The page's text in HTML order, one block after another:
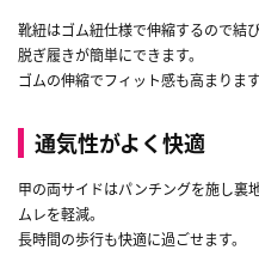
靴紐はゴム紐仕様で伸縮するので結
脱ぎ履きが簡単にできます。
ゴムの伸縮でフィット感も高まります
通気性がよく快適
甲の両サイドはパンチングを施し裏
ムレを軽減。
長時間の歩行も快適に過ごせます。